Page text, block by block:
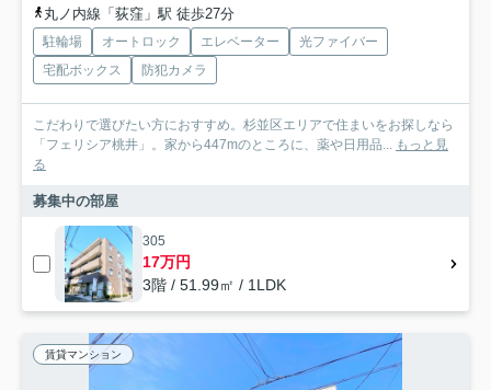
丸ノ内線「荻窪」駅 徒歩27分
駐輪場 オートロック エレベーター
光ファイバー
宅配ボックス
防犯カメラ
こだわりで選びたい方におすすめ。杉並区エリアで住まいをお探しなら
「フェリシア桃井」。家から447mのところに、薬や日用品... もっと見
る
募集中の部屋
305
17万円
3階 / 51.99㎡ / 1LDK
賃貸マンション